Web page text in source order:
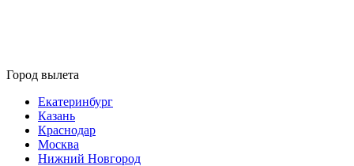
Город вылета
Екатеринбург
Казань
Краснодар
Москва
Нижний Новгород